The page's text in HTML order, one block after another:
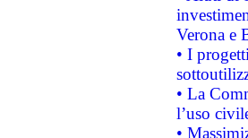
Verona e
• I
• La
l’uso
•